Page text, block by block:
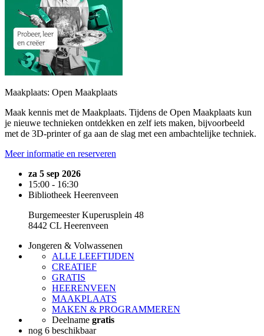
Maakplaats: Open Maakplaats
Maak kennis met de Maakplaats. Tijdens de Open Maakplaats kun
je nieuwe technieken ontdekken en zelf iets maken, bijvoorbeeld
met de 3D-printer of ga aan de slag met een ambachtelijke techniek.
Meer informatie en reserveren
za 5 sep 2026
15:00 - 16:30
Bibliotheek Heerenveen
Burgemeester Kuperusplein 48
8442 CL Heerenveen
Jongeren & Volwassenen
ALLE LEEFTIJDEN
CREATIEF
GRATIS
HEERENVEEN
MAAKPLAATS
MAKEN & PROGRAMMEREN
Deelname gratis
nog 6 beschikbaar